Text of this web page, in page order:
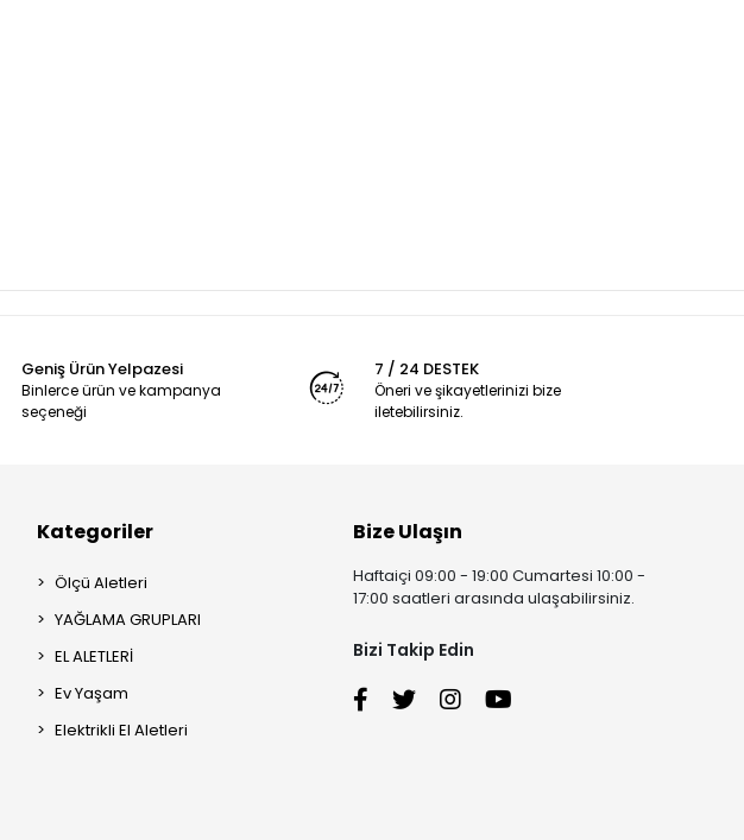
Geniş Ürün Yelpazesi
Binlerce ürün ve kampanya
seçeneği
7 / 24 DESTEK
Öneri ve şikayetlerinizi bize
iletebilirsiniz.
Kategoriler
Ölçü Aletleri
YAĞLAMA GRUPLARI
EL ALETLERİ
Ev Yaşam
Elektrikli El Aletleri
Bize Ulaşın
Haftaiçi 09:00 - 19:00 Cumartesi 10:00 -
17:00 saatleri arasında ulaşabilirsiniz.
Bizi Takip Edin